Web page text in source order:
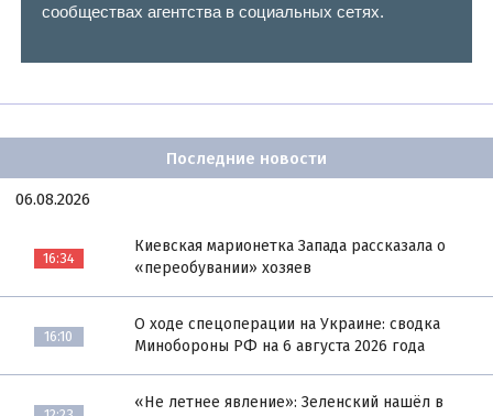
сообществах агентства в социальных сетях.
Последние новости
06.08.2026
16:34
Киевская марионетка Запада рассказала о
«переобувании» хозяев
16:10
О ходе спецоперации на Украине: сводка
Минобороны РФ на 6 августа 2026 года
«Не летнее явление»: Зеленский нашёл в